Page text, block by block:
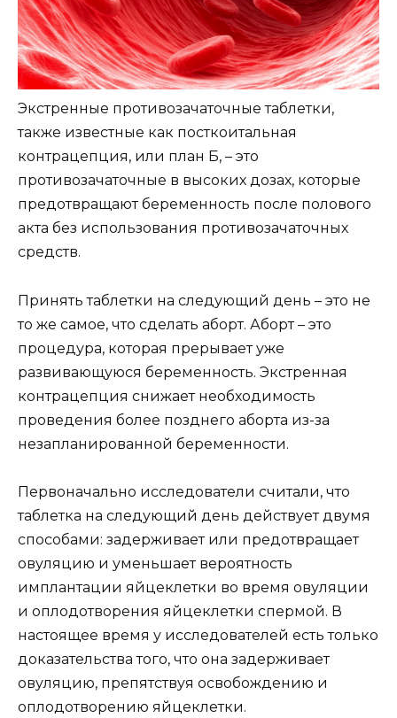
Экстренные противозачаточные таблетки,
также известные как посткоитальная
контрацепция, или план Б, – это
противозачаточные в высоких дозах, которые
предотвращают беременность после полового
акта без использования противозачаточных
средств.
Принять таблетки на следующий день – это не
то же самое, что сделать аборт. Аборт – это
процедура, которая прерывает уже
развивающуюся беременность. Экстренная
контрацепция снижает необходимость
проведения более позднего аборта из-за
незапланированной беременности.
Первоначально исследователи считали, что
таблетка на следующий день действует двумя
способами: задерживает или предотвращает
овуляцию и уменьшает вероятность
имплантации яйцеклетки во время овуляции
и оплодотворения яйцеклетки спермой. В
настоящее время у исследователей есть только
доказательства того, что она задерживает
овуляцию, препятствуя освобождению и
оплодотворению яйцеклетки.